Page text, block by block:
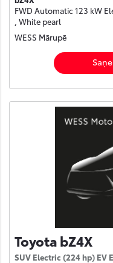
FWD Automatic 123 kW
, White pearl
WESS Mārupē
Toyota bZ4X
SUV Electric (224 hp) EV